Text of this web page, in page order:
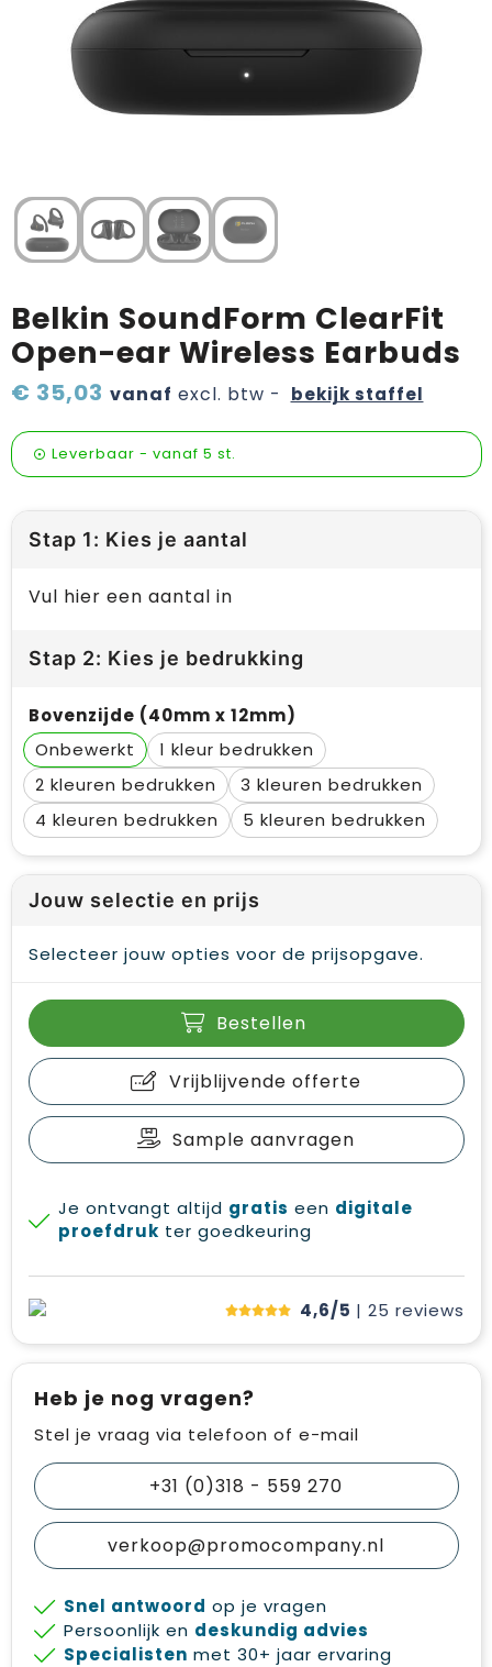
Verzorging & welness
Onderweg
Sinterklaas etenswaren
Valentijn
Zomerpakketten
Belkin SoundForm ClearFit
Open-ear Wireless Earbuds
€ 35,03 vanaf excl. btw - bekijk staffel
Leverbaar - vanaf 5 st.
Stap 1: Kies je aantal
Vul hier een aantal in
Stap 2: Kies je bedrukking
Bovenzijde (40mm x 12mm)
Onbewerkt
1
2
3
4
5
Jouw selectie en prijs
Selecteer jouw opties voor de prijsopgave.
Bestellen
Vrijblijvende offerte
Sample aanvragen
Je ontvangt altijd gratis een digitale
proefdruk ter goedkeuring
4,6/5 | 25 reviews
Heb je nog vragen?
Stel je vraag via telefoon of e-mail
+31 (0)318 - 559 270
verkoop@promocompany.nl
Snel antwoord op je vragen
Persoonlijk en deskundig advies
Specialisten met 30+ jaar ervaring